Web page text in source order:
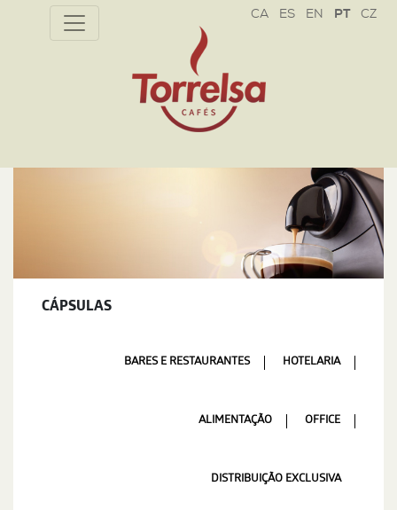
CZ
CÁPSULAS
BARES E RESTAURANTES HOTELARIA
ALIMENTAÇÃO OFFICE
DISTRIBUIÇÃO EXCLUSIVA